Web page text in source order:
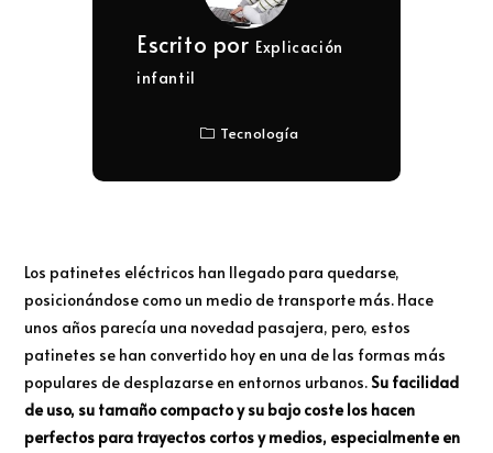
Escrito por Explicación
infantil
Tecnología
Los patinetes eléctricos han llegado para quedarse,
posicionándose como un medio de transporte más. Hace
unos años parecía una novedad pasajera, pero, estos
patinetes se han convertido hoy en una de las formas más
populares de desplazarse en entornos urbanos. Su facilidad
de uso, su tamaño compacto y su bajo coste los hacen
perfectos para trayectos cortos y medios, especialmente en